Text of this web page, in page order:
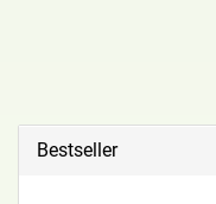
Bestseller